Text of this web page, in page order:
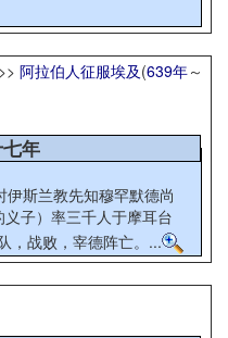
>> 阿拉伯人征服埃及(639年～
年
斯兰教先知穆罕默德尚
义子）率三千人于摩耳台
，战败，宰德阵亡。...